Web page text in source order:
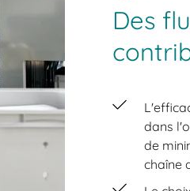
Des
dans
de
chaîne